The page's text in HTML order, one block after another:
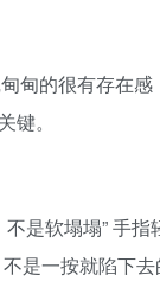
甸的很有存在
键。
不是软塌塌” 手
是一按就陷下去